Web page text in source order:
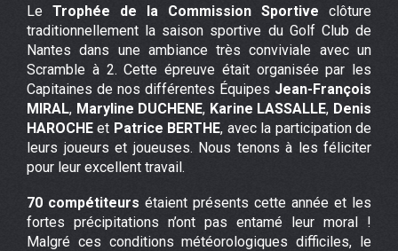
Le Trophée de la Commission Sportive clôture
traditionnellement la saison sportive du Golf Club de
Nantes dans une ambiance très conviviale avec un
Scramble à 2. Cette épreuve était organisée par les
Capitaines de nos différentes Équipes Jean-François
MIRAL, Maryline DUCHENE, Karine LASSALLE, Denis
HAROCHE et Patrice BERTHE, avec la participation de
leurs joueurs et joueuses. Nous tenons à les féliciter
pour leur excellent travail.
70 compétiteurs étaient présents cette année et les
fortes précipitations n’ont pas entamé leur moral !
Malgré ces conditions météorologiques difficiles, le